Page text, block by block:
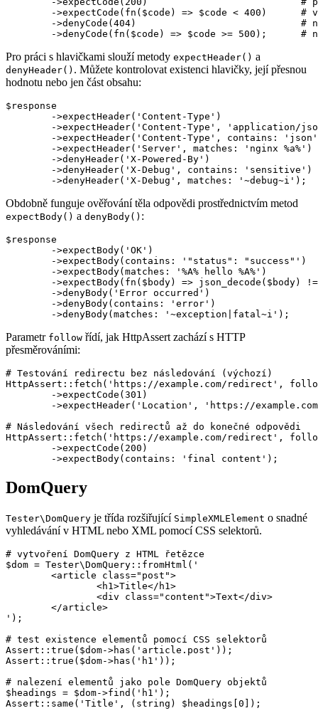
Pro práci s hlavičkami slouží metody expectHeader() a
denyHeader() . Můžete kontrolovat existenci hlavičky, její přesnou
hodnotu nebo jen část obsahu:
$response
Obdobně funguje ověřování těla odpovědi prostřednictvím metod
expectBody() a denyBody() :
$response
Parametr follow řídí, jak HttpAssert zachází s HTTP
přesměrováními:
# Testování redirectu bez následování (výchozí)
HttpAssert::fetch('https://example.com/redirect',
# Následování všech redirectů až do konečné odpovědi
HttpAssert::fetch('https://example.com/redirect',
DomQuery
Tester\DomQuery je třída rozšiřující SimpleXMLElement o snadné
vyhledávání v HTML nebo XML pomocí CSS selektorů.
# vytvoření DomQuery z HTML řetězce
$dom = Tester\DomQuery::fromHtml('
');
# test existence elementů pomocí CSS selektorů
Assert::true($dom->has('article.post'));
Assert::true($dom->has('h1'));
# nalezení elementů jako pole DomQuery objektů
$headings = $dom->find('h1');
Assert::same('Title', (string) $headings[0]);